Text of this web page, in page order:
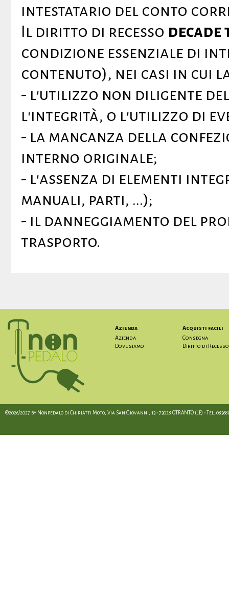
intestatario del conto
Il diritto di recesso
condizione essenziale di
contenuto), nei casi in cui
- l'utilizzo non diligente del
l'integrità, o l'utilizzo di
- la mancanza della
interno originale;
- l'assenza di elementi
manuali, parti, ...);
- il danneggiamento del
trasporto.
Azienda
Azienda
Dove siamo
Acquisti facili
Consegna
Diritto di Recesso
©2026/2027 by Nonpedalo di Chiriatti Moto, Via San Giovanni, 13 - 73028 OTRANTO (LE) - Tel.